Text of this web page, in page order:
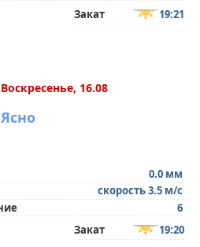
Закат 19:21
Воскресенье, 16.08
Ясно
0.0 мм
скорость 3.5 м/с
6
Закат 19:20